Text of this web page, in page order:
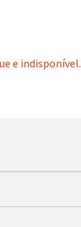
e indisponível.